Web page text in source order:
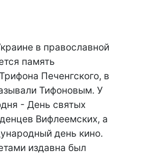
в православной
память
Печенгского, в
Тифоновым. У
- День святых
Вифлеемских, а
день кино.
издавна был